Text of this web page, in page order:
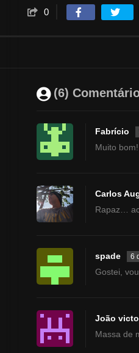
0
(6)
Fabrício
Muito bom!
Carlos
Rapaz…
spade 6
Gostei,
João
Massa de